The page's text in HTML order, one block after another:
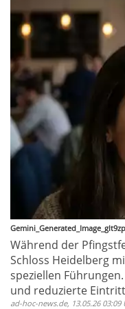
Während der
Schloss Heidelberg
speziellen
und reduzierte
ad-hoc-news.de, 13.05.26 03:09